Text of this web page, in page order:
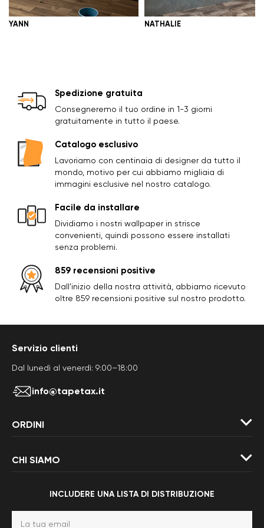
YANN NATHALIE
Spedizione gratuita
Consegneremo il tuo ordine in 1-3 giorni
gratuitamente in tutto il paese.
Catalogo esclusivo
Lavoriamo con centinaia di designer da tutto il
mondo, motivo per cui abbiamo migliaia di
immagini esclusive nel nostro catalogo.
Facile da installare
Dividiamo i nostri wallpaper in strisce
convenienti, quindi possono essere installati
senza problemi.
859 recensioni positive
Dall'inizio della nostra attività, abbiamo ricevuto
oltre 859 recensioni positive sul nostro prodotto.
Servizio clienti
Dal lunedì al venerdì: 9:00–18:00
info@tapetax.it
ORDINI
CHI SIAMO
INCLUDERE UNA LISTA DI DISTRIBUZIONE